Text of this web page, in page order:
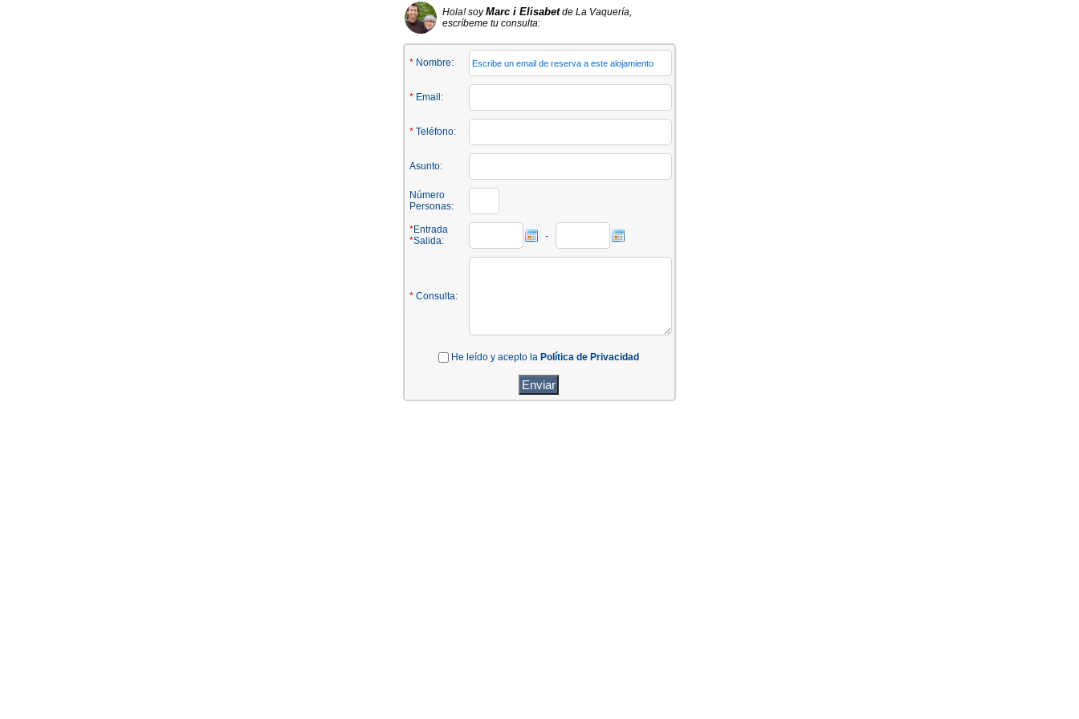
Hola! soyMarc i Elisabetde La Vaquería,
escríbeme tu consulta:
* Nombre:
* Email:
* Teléfono:
Asunto:
Número
Personas:
*Entrada
*Salida: -
* Consulta:
He leído y acepto la Política de Privacidad